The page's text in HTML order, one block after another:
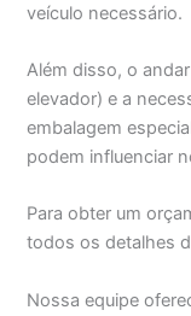
veículo necessário.
Além disso, o
elevador) e a
embalagem
podem influenciar
Para obter um
todos os detalhes
Nossa equipe